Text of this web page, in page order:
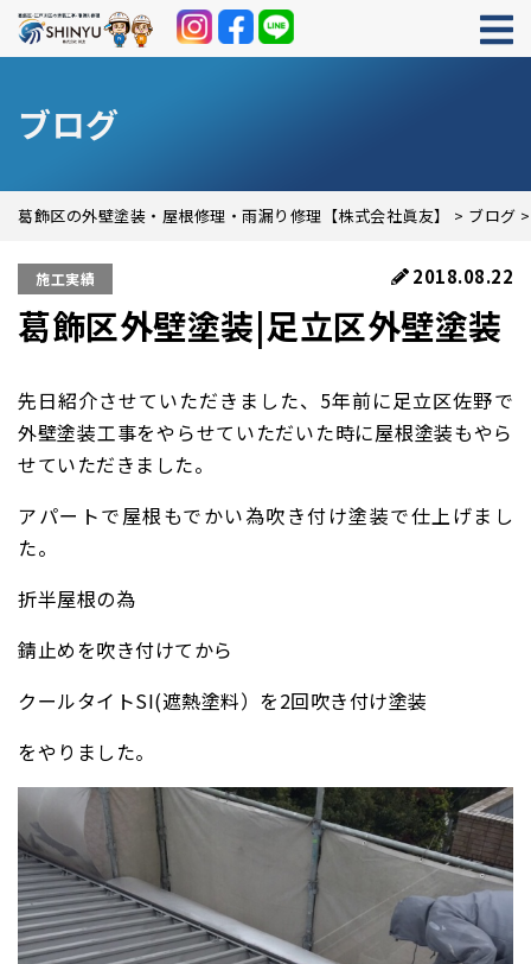
ブログ
葛飾区の外壁塗装・屋根修理・雨漏り修理【株式会社眞友】 > ブログ
施工実績 2018.08.22
葛飾区外壁塗装|足立区外壁塗装
先日紹介させていただきました、5年前に足立区佐野で
外壁塗装工事をやらせていただいた時に屋根塗装もやら
せていただきました。
アパートで屋根もでかい為吹き付け塗装で仕上げまし
た。
折半屋根の為
錆止めを吹き付けてから
クールタイトSI(遮熱塗料）を2回吹き付け塗装
をやりました。